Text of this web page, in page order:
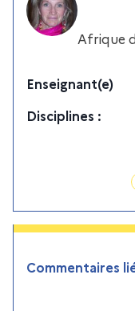
Afrique
Enseignant(e)
Disciplines :
Commentaires